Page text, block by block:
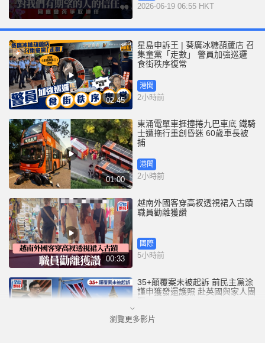
2026-06-19 06:55 HKT
02:45
星島申訴王 | 葵廣冰糖葫蘆店 召
集童黨「走數」 警員加強巡邏
食街秩序復常
港聞
2小時前
01:00
東涌電單車捱撞捲九巴車底 鐵騎
士遭拖行重創昏迷 60歲車長被
捕
港聞
2小時前
00:33
越南外國客穿高衩透視裙入古蹟
職員勸離獲讚
國際
5小時前
35+顛覆案未被起訴 前民主黨涂
謹申獲發還護照 赴英國與家人團
港聞
瀏覽更多影片